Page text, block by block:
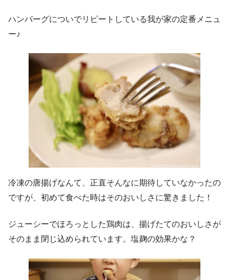
ハンバーグについでリピートしている我が家の定番メニュ
ー♪
冷凍の唐揚げなんて、正直そんなに期待していなかったの
ですが、初めて食べた時はそのおいしさに驚きました！
ジューシーでほろっとした鶏肉は、揚げたてのおいしさが
そのまま閉じ込められています。塩麹の効果かな？